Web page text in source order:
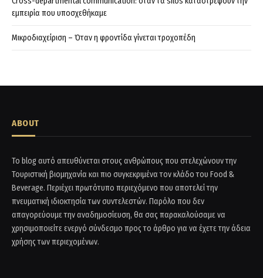
εμπειρία που υποσχεθήκαμε
Μικροδιαχείριση – Όταν η φροντίδα γίνεται τροχοπέδη
ABOUT
Το blog αυτό απευθύνεται στους ανθρώπους που στελεχώνουν την
Τουριστική βιομηχανία και πιο συγκεκριμένα τον κλάδο του Food &
Beverage. Περιέχει πρωτότυπο περιεχόμενο που αποτελεί την
πνευματική ιδιοκτησία των συντελεστών. Παρόλο που δεν
απαγορεύουμε την αναδημοσίευση, θα σας παρακαλούσαμε να
χρησιμοποιείτε ενεργό σύνδεσμο προς το άρθρο για να έχετε την άδεια
χρήσης των περιεχομένων.